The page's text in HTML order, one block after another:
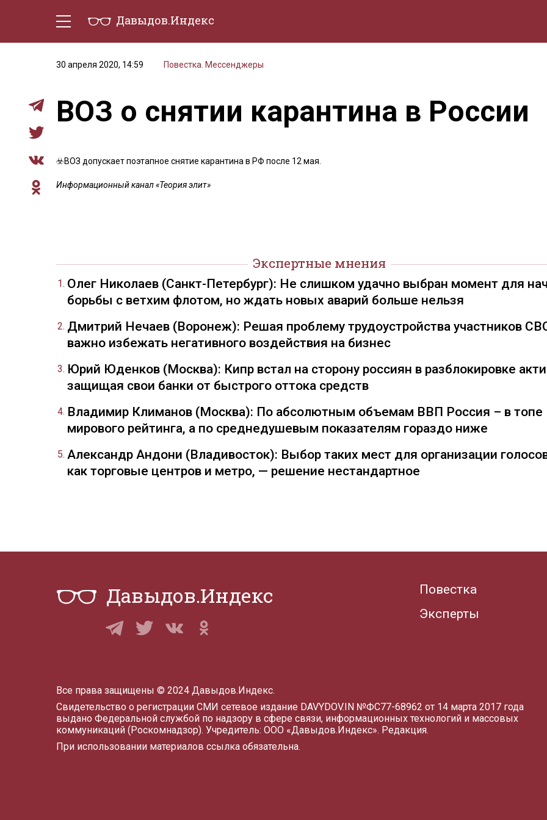
Давыдов.Индекс
30 апреля 2020, 14:59
Повестка. Мессенджеры
ВОЗ о снятии карантина в России
☣️ВОЗ допускает поэтапное снятие карантина в РФ после 12 мая.
Информационный канал «Теория элит»
Экспертные мнения
Олег Николаев (Санкт-Петербург): Не слишком удачно выбран момент для
борьбы с ветхим флотом, но ждать новых аварий больше нельзя
Дмитрий Нечаев (Воронеж): Решая проблему трудоустройства участников
важно избежать негативного воздействия на бизнес
Юрий Юденков (Москва): Кипр встал на сторону россиян в разблокировке
защищая свои банки от быстрого оттока средств
Владимир Климанов (Москва): По абсолютным объемам ВВП Россия – в топе
мирового рейтинга, а по среднедушевым показателям гораздо ниже
Александр Андони (Владивосток): Выбор таких мест для организации
как торговые центров и метро, — решение нестандартное
Давыдов.Индекс
Повестка
Эксперты
Все права защищены © 2024 Давыдов.Индекс.
Свидетельство о регистрации СМИ сетевое издание DAVYDOV.IN №ФС77-68962 от 14 марта 2017 года
выдано Федеральной службой по надзору в сфере связи, информационных технологий и массовых
коммуникаций (Роскомнадзор). Учредитель: ООО «Давыдов.Индекс». Редакция.
При использовании материалов ссылка обязательна.